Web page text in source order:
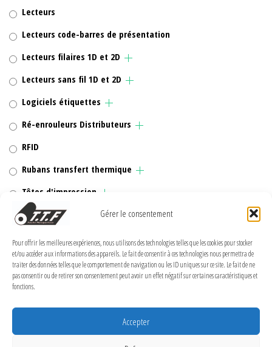
Gérer le consentement
Pour offrir les meilleures expériences, nous utilisons des technologies telles que les cookies pour stocker
et/ou accéder aux informations des appareils. Le fait de consentir à ces technologies nous permettra de
traiter des données telles que le comportement de navigation ou les ID uniques sur ce site. Le fait de ne
pas consentir ou de retirer son consentement peut avoir un effet négatif sur certaines caractéristiques et
fonctions.
Accepter
Lecteurs
Lecteurs code-barres de présentation
Lecteurs filaires 1D et 2D
Lecteurs sans fil 1D et 2D
Logiciels étiquettes
Ré-enrouleurs Distributeurs
RFID
Rubans transfert thermique
Têtes d'impression
MENTIONS LÉGALES
Politique de confidentialité
Conditions Générales de Vente